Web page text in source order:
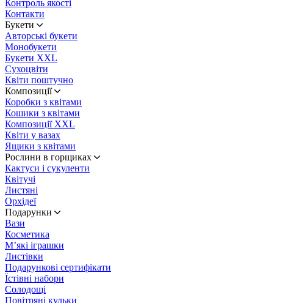
Контроль якості
Контакти
Букети
Авторські букети
Монобукети
Букети XXL
Cухоцвіти
Квіти поштучно
Композиції
Коробки з квітами
Кошики з квітами
Композиції XXL
Квіти у вазах
Ящики з квітами
Рослини в горщиках
Кактуси і сукуленти
Квітучі
Листяні
Орхідеї
Подарунки
Вази
Косметика
М’які іграшки
Листівки
Подарункові сертифікати
Їстівні набори
Солодощі
Повітряні кульки